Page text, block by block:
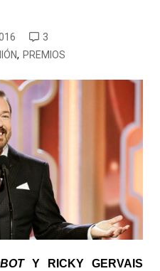
3
, PREMIOS
Y RICKY GERVAIS